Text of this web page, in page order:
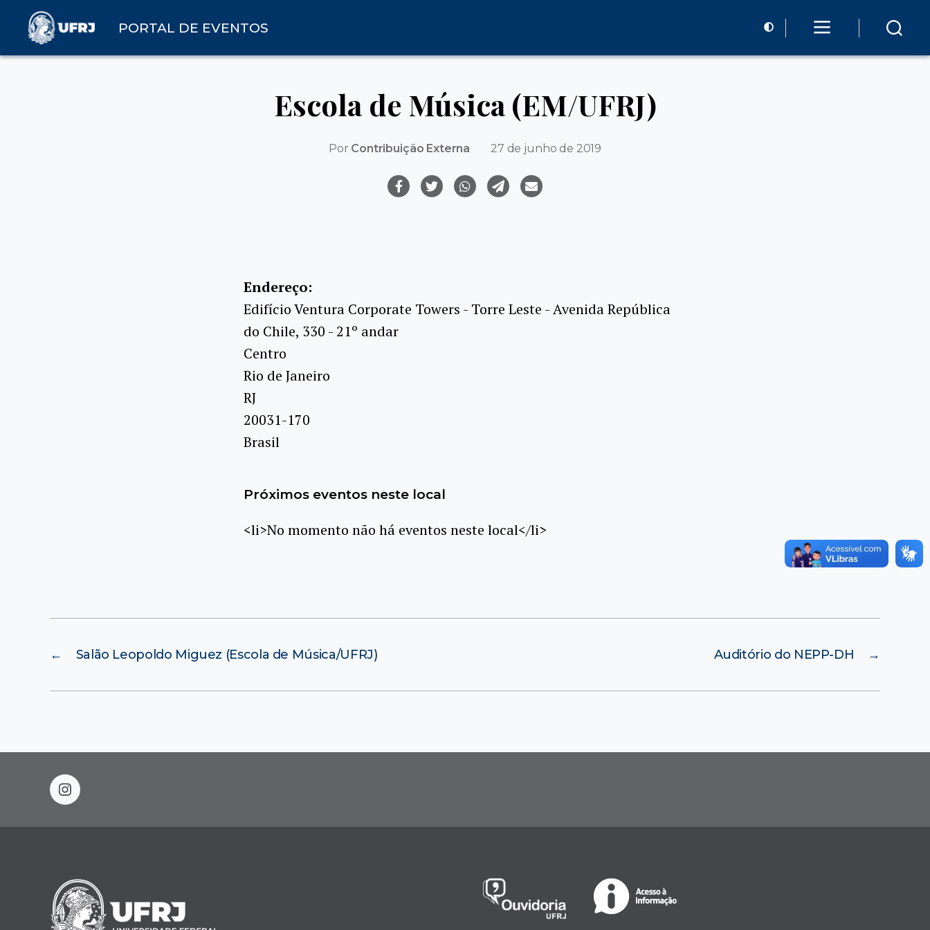
PORTAL DE EVENTOS
Escola de Música (EM/UFRJ)
Por Contribuição Externa 27 de junho de 2019
Endereço:
Edifício Ventura Corporate Towers - Torre Leste - Avenida República
do Chile, 330 - 21º andar
Centro
Rio de Janeiro
RJ
20031-170
Brasil
Próximos eventos neste local
<li>No momento não há eventos neste local</li>
← Salão Leopoldo Miguez (Escola de Música/UFRJ) →
Auditório do NEPP-DH
instagram